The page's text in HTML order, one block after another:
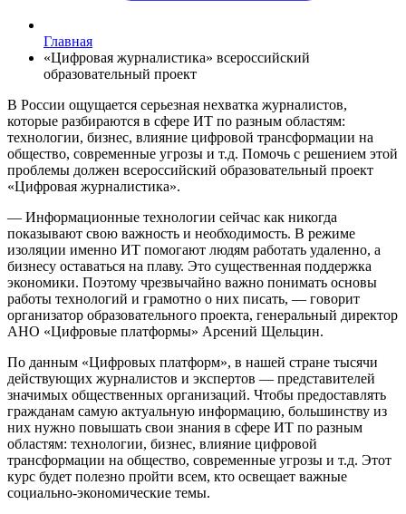
Главная
«Цифровая журналистика» всероссийский
образовательный проект
В России ощущается серьезная нехватка журналистов,
которые разбираются в сфере ИТ по разным областям:
технологии, бизнес, влияние цифровой трансформации на
общество, современные угрозы и т.д. Помочь с решением этой
проблемы должен всероссийский образовательный проект
«Цифровая журналистика».
— Информационные технологии сейчас как никогда
показывают свою важность и необходимость. В режиме
изоляции именно ИТ помогают людям работать удаленно, а
бизнесу оставаться на плаву. Это существенная поддержка
экономики. Поэтому чрезвычайно важно понимать основы
работы технологий и грамотно о них писать, — говорит
организатор образовательного проекта, генеральный директор
АНО «Цифровые платформы» Арсений Щельцин.
По данным «Цифровых платформ», в нашей стране тысячи
действующих журналистов и экспертов — представителей
значимых общественных организаций. Чтобы предоставлять
гражданам самую актуальную информацию, большинству из
них нужно повышать свои знания в сфере ИТ по разным
областям: технологии, бизнес, влияние цифровой
трансформации на общество, современные угрозы и т.д. Этот
курс будет полезно пройти всем, кто освещает важные
социально-экономические темы.